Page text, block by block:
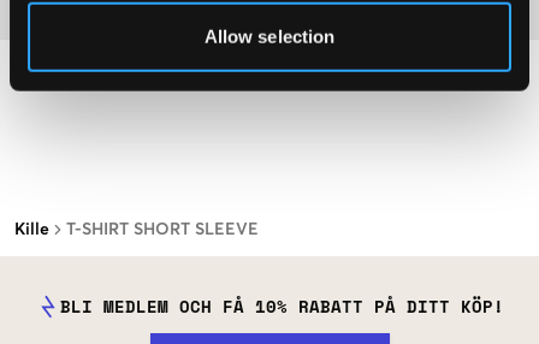
Allow selection
Kille T-SHIRT SHORT SLEEVE
Material
BLI MEDLEM OCH FÅ 10% RABATT PÅ DITT KÖP!